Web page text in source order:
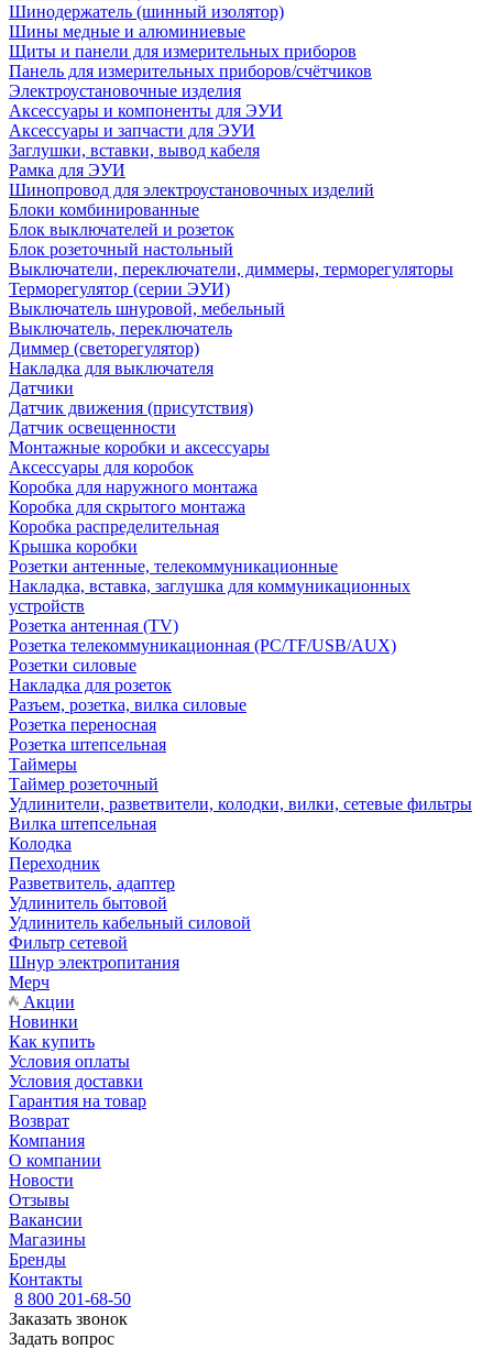
Шинодержатель (шинный изолятор)
Шины медные и алюминиевые
Щиты и панели для измерительных приборов
Панель для измерительных приборов/счётчиков
Электроустановочные изделия
Аксессуары и компоненты для ЭУИ
Аксессуары и запчасти для ЭУИ
Заглушки, вставки, вывод кабеля
Рамка для ЭУИ
Шинопровод для электроустановочных изделий
Блоки комбинированные
Блок выключателей и розеток
Блок розеточный настольный
Выключатели, переключатели, диммеры, терморегуляторы
Терморегулятор (серии ЭУИ)
Выключатель шнуровой, мебельный
Выключатель, переключатель
Диммер (светорегулятор)
Накладка для выключателя
Датчики
Датчик движения (присутствия)
Датчик освещенности
Монтажные коробки и аксессуары
Аксессуары для коробок
Коробка для наружного монтажа
Коробка для скрытого монтажа
Коробка распределительная
Крышка коробки
Розетки антенные, телекоммуникационные
Накладка, вставка, заглушка для коммуникационных
устройств
Розетка антенная (TV)
Розетка телекоммуникационная (PC/TF/USB/AUX)
Розетки силовые
Накладка для розеток
Разъем, розетка, вилка силовые
Розетка переносная
Розетка штепсельная
Таймеры
Таймер розеточный
Удлинители, разветвители, колодки, вилки, сетевые фильтры
Вилка штепсельная
Колодка
Переходник
Разветвитель, адаптер
Удлинитель бытовой
Удлинитель кабельный силовой
Фильтр сетевой
Шнур электропитания
Мерч
Акции
Новинки
Как купить
Условия оплаты
Условия доставки
Гарантия на товар
Возврат
Компания
О компании
Новости
Отзывы
Вакансии
Магазины
Бренды
Контакты
8 800 201-68-50
Заказать звонок
Задать вопрос